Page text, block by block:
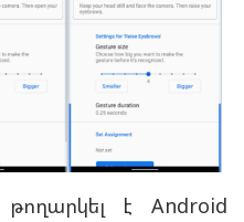
թողարկել է Android